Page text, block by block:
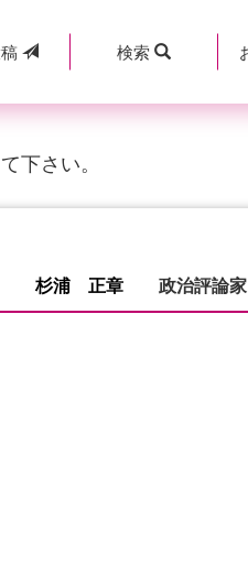
検索
下さい。
杉浦 正章 政治評論家